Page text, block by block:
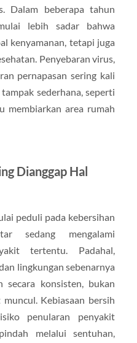
Dalam beberapa tahun
lebih sadar bahwa
kenyamanan, tetapi juga
Penyebaran virus,
pernapasan sering kali
sederhana, seperti
membiarkan area rumah
Dianggap Hal
peduli pada kebersihan
sedang mengalami
tertentu. Padahal,
lingkungan sebenarnya
konsisten, bukan
Kebiasaan bersih
penularan penyakit
melalui sentuhan,